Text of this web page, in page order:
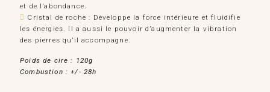
et de l’abondance.
Cristal de roche : Développe la force intérieure et fluidifie
les énergies. Il a aussi le pouvoir d’augmenter la vibration
des pierres qu’il accompagne.
Poids de cire : 120g
Combustion : +/- 28h